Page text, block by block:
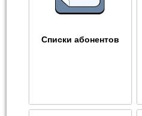
Списки абонентов